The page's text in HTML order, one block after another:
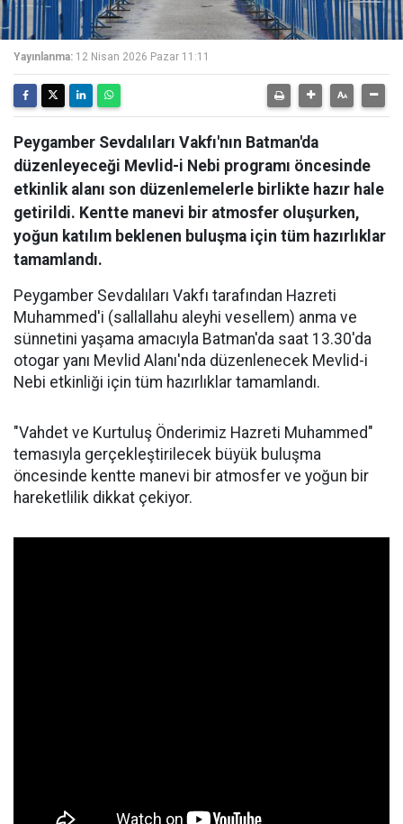
Yayınlanma: 12 Nisan 2026 Pazar 11:11
Peygamber Sevdalıları Vakfı'nın Batman'da
düzenleyeceği Mevlid-i Nebi programı öncesinde
etkinlik alanı son düzenlemelerle birlikte hazır hale
getirildi. Kentte manevi bir atmosfer oluşurken,
yoğun katılım beklenen buluşma için tüm hazırlıklar
tamamlandı.
Peygamber Sevdalıları Vakfı tarafından Hazreti
Muhammed'i (sallallahu aleyhi vesellem) anma ve
sünnetini yaşama amacıyla Batman'da saat 13.30'da
otogar yanı Mevlid Alanı'nda düzenlenecek Mevlid-i
Nebi etkinliği için tüm hazırlıklar tamamlandı.
"Vahdet ve Kurtuluş Önderimiz Hazreti Muhammed"
temasıyla gerçekleştirilecek büyük buluşma
öncesinde kentte manevi bir atmosfer ve yoğun bir
hareketlilik dikkat çekiyor.